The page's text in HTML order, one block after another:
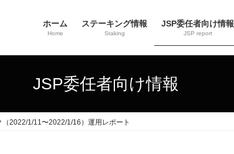
ホーム
Home
ステーキング情報
Staking
JSP委任者向け情報
JSP report
JSP委任者向け情報
2022/1/11〜2022/1/16）運用レポート